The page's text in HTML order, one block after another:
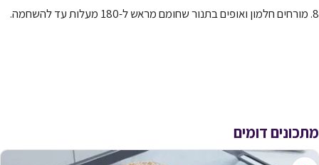
8. מורחים חלמון ואופים בתנור שחומם מראש ל-180 מעלות עד להשחמה.
מתכונים דומים